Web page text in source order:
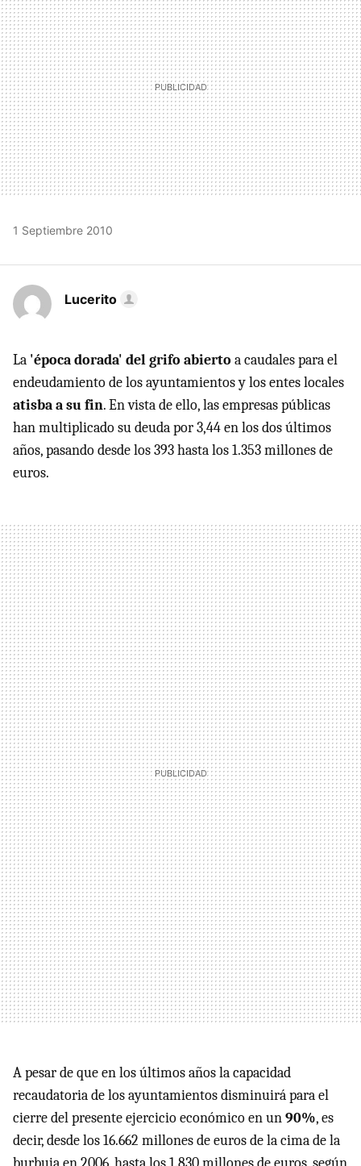
1 Septiembre 2010
Lucerito
La 'época dorada' del grifo abierto a caudales para el
endeudamiento de los ayuntamientos y los entes locales
atisba a su fin. En vista de ello, las empresas públicas
han multiplicado su deuda por 3,44 en los dos últimos
años, pasando desde los 393 hasta los 1.353 millones de
euros.
A pesar de que en los últimos años la capacidad
recaudatoria de los ayuntamientos disminuirá para el
cierre del presente ejercicio económico en un90%, es
decir, desde los 16.662 millones de euros de la cima de la